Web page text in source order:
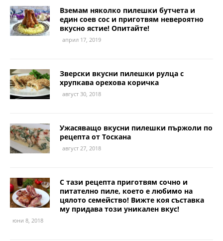
Вземам няколко пилешки бутчета и
един соев сос и приготвям невероятно
вкусно ястие! Опитайте!
април 17, 2019
Зверски вкусни пилешки рулца с
хрупкава орехова коричка
август 30, 2018
Ужасяващо вкусни пилешки пържоли по
рецепта от Тоскана
август 27, 2018
С тази рецепта приготвям сочно и
питателно пиле, което е любимо на
цялото семейство! Вижте коя съставка
му придава този уникален вкус!
юни 8, 2018